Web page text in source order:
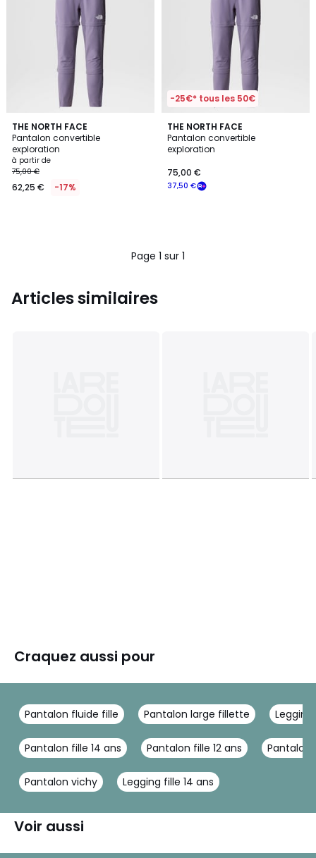
THE NORTH FACE
Pantalon convertible
exploration
à partir de
75,00 €
62,25 € -17%
-25€* tous les 50€
THE NORTH FACE
Pantalon convertible
exploration
37,50 €
75,00 €
Page 1 sur 1
Articles similaires
Craquez aussi pour
Pantalon fluide fille Pantalon large fillette
Pantalon fille 14 ans Pantalon fille 12 ans Pantalon
Pantalon vichy Legging fille 14 ans
Voir aussi